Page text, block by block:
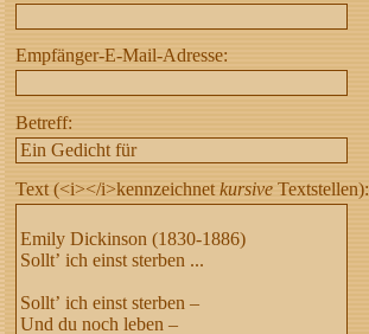
Empfänger-E-Mail-Adresse:
Betreff:
Text (<i></i>kennzeichnetkursive Textstellen):